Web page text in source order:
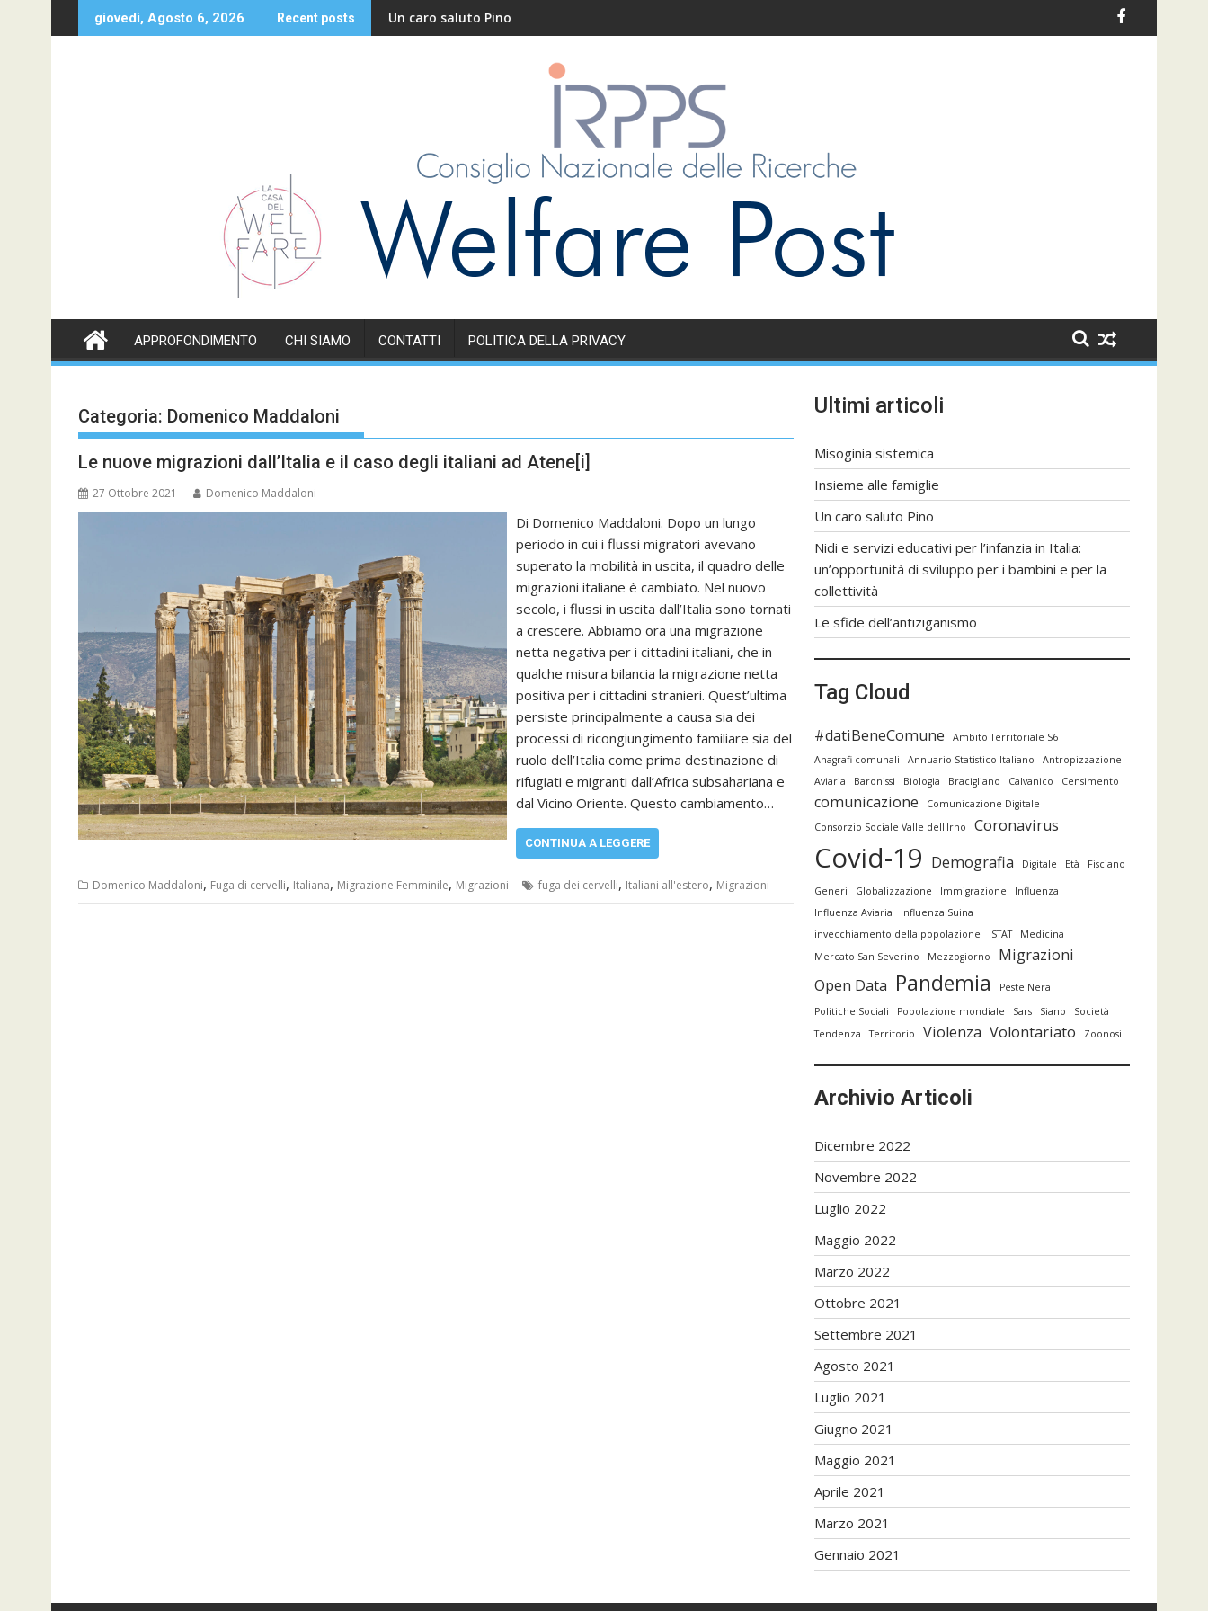
to
giovedì, Agosto 6, 2026 Recent posts
alle famiglie Un caro saluto Pino Nidi e servizi educativi per l’infanzia in Italia: un’opportunità di sviluppo per i
Le sfide dell’antiziganismo
APPROFONDIMENTO CHI SIAMO CONTATTI POLITICA DELLA PRIVACY
Categoria: Domenico Maddaloni
Le nuove migrazioni dall’Italia e il caso degli italiani ad Atene[i]
27 Ottobre 2021 Domenico Maddaloni
Di Domenico Maddaloni. Dopo un lungo
periodo in cui i flussi migratori avevano
superato la mobilità in uscita, il quadro delle
migrazioni italiane è cambiato. Nel nuovo
secolo, i flussi in uscita dall’Italia sono tornati
a crescere. Abbiamo ora una migrazione
netta negativa per i cittadini italiani, che in
qualche misura bilancia la migrazione netta
positiva per i cittadini stranieri. Quest’ultima
persiste principalmente a causa sia dei
processi di ricongiungimento familiare sia del
ruolo dell’Italia come prima destinazione di
rifugiati e migranti dall’Africa subsahariana e
dal Vicino Oriente. Questo cambiamento…
CONTINUA A LEGGERE
Domenico Maddaloni, Fuga di cervelli, Italiana, Migrazione Femminile, Migrazioni fuga dei cervelli, Italiani all'estero, Migrazioni
Ultimi articoli
Misoginia sistemica
Insieme alle famiglie
Un caro saluto Pino
Nidi e servizi educativi per l’infanzia in Italia:
un’opportunità di sviluppo per i bambini e per la
collettività
Le sfide dell’antiziganismo
Tag Cloud
#datiBeneComune
Ambito Territoriale S6
Anagrafi comunali
Annuario Statistico Italiano
Antropizzazione
Aviaria
Baronissi Biologia Bracigliano Calvanico Censimento
comunicazione
Comunicazione Digitale
Consorzio Sociale Valle dell'Irno
Coronavirus
Covid-19 Demografia Digitale Età Fisciano
Generi Globalizzazione Immigrazione
Influenza
Influenza Aviaria
Influenza Suina
invecchiamento della popolazione
ISTAT
Medicina
Mercato San Severino
Mezzogiorno
Migrazioni
Open Data Pandemia
Peste Nera
Politiche Sociali
Popolazione mondiale Sars Siano
Società
Tendenza
Territorio Violenza Volontariato Zoonosi
Archivio Articoli
Dicembre 2022
Novembre 2022
Luglio 2022
Maggio 2022
Marzo 2022
Ottobre 2021
Settembre 2021
Agosto 2021
Luglio 2021
Giugno 2021
Maggio 2021
Aprile 2021
Marzo 2021
Gennaio 2021